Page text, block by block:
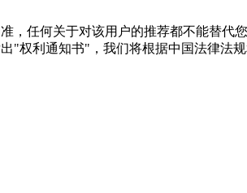
任何关于对该用户的推荐都不能替代
"权利通知书"，我们将根据中国法律法